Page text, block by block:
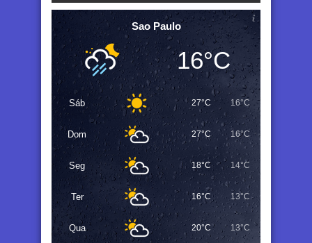
Sao Paulo
16°C
Sáb 27°C 16°C
Dom 27°C 16°C
Seg 18°C 14°C
Ter 16°C 13°C
Qua 20°C 13°C